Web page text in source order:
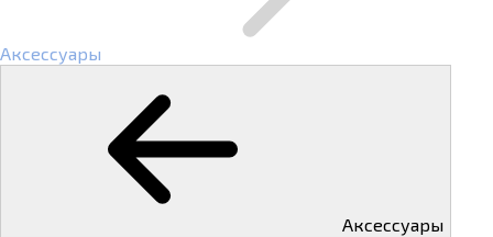
Аксессуары
Аксессуары